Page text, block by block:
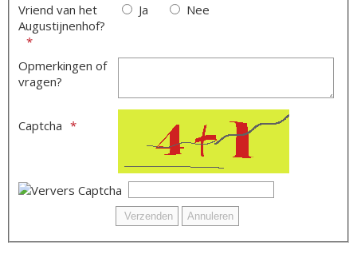
Vriend van het
Augustijnenhof?
Ja Nee
Opmerkingen of
vragen?
Captcha